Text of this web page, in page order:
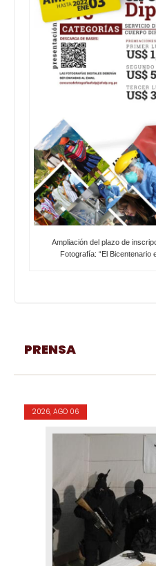
Ampliación del plazo de
Fotografía: “El Bicentenario
PRENSA
2026, AGO 06